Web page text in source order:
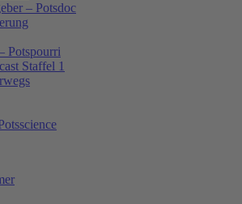
– Potsdoc
Potspourri
Staffel 1